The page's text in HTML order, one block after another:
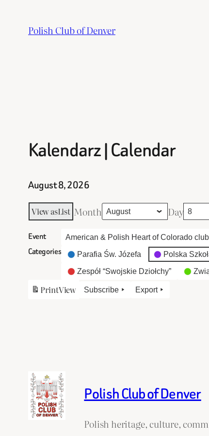
content
Polish Club of Denver
Kalendarz | Calendar
August 8, 2026
View asList Month Day
Event
Categories
American & Polish Heart of Colorado club
Parafia Św. Józefa Polska
Zespół “Swojskie Dziołchy”
PrintView Subscribe Export
Polish Club of Denver
Polish heritage, culture,